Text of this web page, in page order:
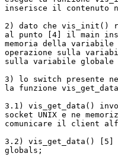
inserisce il contenuto
2) dato che vis_init()
al punto [4] il main
memoria della
operazione sulla
sulla variabile globale
3) lo switch presente nel
la funzione
3.1) vis_get_data()
socket UNIX e ne
comunicare il client
3.2) vis_get_data() [5]
globals;